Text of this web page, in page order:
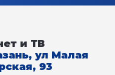
и ТВ
ул Малая
93